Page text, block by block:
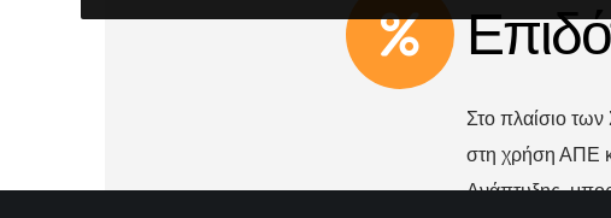
Στο πλαίσιο
στη χρήση ΑΠΕ
Ανάπτυξης,